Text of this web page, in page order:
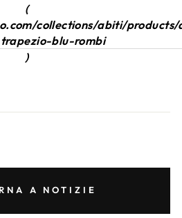
(
collections/abiti/
trapezio-blu-rombi
)
A NOTIZIE